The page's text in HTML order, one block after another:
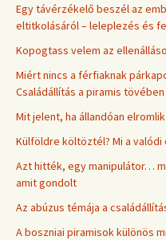
Egy távérzékelő beszél az
eltitkolásáról – leleplezés és
Kopogtass velem az
Miért nincs a férfiaknak
Családállítás a piramis tövében
Mit jelent, ha állandóan
Külföldre költöztél? Mi a valódi
Azt hitték, egy manipulátor…
amit gondolt
Az abúzus témája a
A boszniai piramisok különös